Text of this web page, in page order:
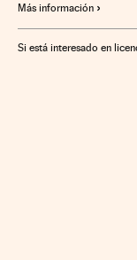
Mercado energético
Economía Energía
Más información
Si está interesado en